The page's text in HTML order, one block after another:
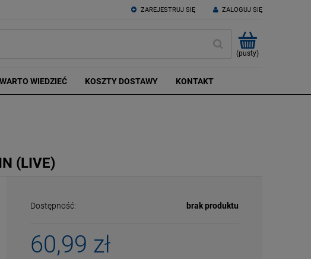
ZAREJESTRUJ SIĘ ZALOGUJ SIĘ
(pusty)
WARTO WIEDZIEĆ KOSZTY DOSTAWY KONTAKT
(LIVE)
Dostępność: brak produktu
60,99 zł